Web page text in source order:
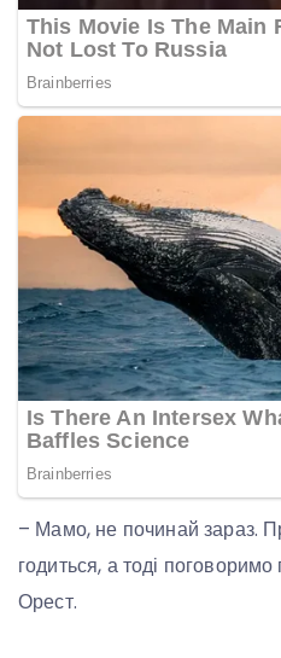
– Мамо, не починай зараз.
годиться, а тоді
Орест.